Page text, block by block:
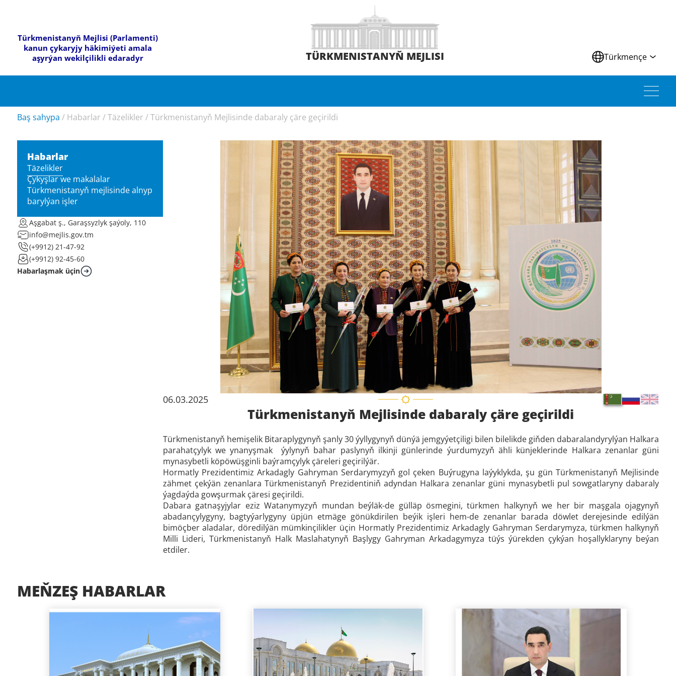
Türkmenistanyň Mejlisi (Parlamenti)
kanun çykaryjy häkimiýeti amala
aşyrýan wekilçilikli edaradyr
TÜRKMENISTANYŇ MEJLISI Türkmençe
Baş sahypa / Habarlar /Täzelikler /Türkmenistanyň Mejlisinde dabaraly çäre geçirildi
Habarlar
Täzelikler
Çykyşlar we makalalar
Türkmenistanyň mejlisinde alnyp
barylýan işler
Aşgabat ş., Garaşsyzlyk şaýoly, 110
info@mejlis.gov.tm
(+9912) 21-47-92
(+9912) 92-45-60
Habarlaşmak üçin
06.03.2025
Türkmenistanyň Mejlisinde dabaraly çäre geçirildi
Türkmenistanyň hemişelik Bitaraplygynyň şanly 30 ýyllygynyň dünýä jemgyýetçiligi bilen bilelikde giňden dabaralandyrylýan Halkara
parahatçylyk we ynanyşmak ýylynyň bahar paslynyň ilkinji günlerinde ýurdumyzyň ähli künjeklerinde Halkara zenanlar güni
mynasybetli köpöwüşginli baýramçylyk çäreleri geçirilýär.
Hormatly Prezidentimiz Arkadagly Gahryman Serdarymyzyň gol çeken Buýrugyna laýyklykda, şu gün Türkmenistanyň Mejlisinde
zähmet çekýän zenanlara Türkmenistanyň Prezidentiniň adyndan Halkara zenanlar güni mynasybetli pul sowgatlaryny dabaraly
ýagdaýda gowşurmak çäresi geçirildi.
Dabara gatnaşyjylar eziz Watanymyzyň mundan beýläk-de gülläp ösmegini, türkmen halkynyň we her bir maşgala ojagynyň
abadançylygyny, bagtyýarlygyny üpjün etmäge gönükdirilen beýik işleri hem-de zenanlar barada döwlet derejesinde edilýän
bimöçber aladalar, döredilýän mümkinçilikler üçin Hormatly Prezidentimiz Arkadagly Gahryman Serdarymyza, türkmen halkynyň
Milli Lideri, Türkmenistanyň Halk Maslahatynyň Başlygy Gahryman Arkadagymyza tüýs ýürekden çykýan hoşallyklaryny beýan
etdiler.
MEŇZEŞ HABARLAR